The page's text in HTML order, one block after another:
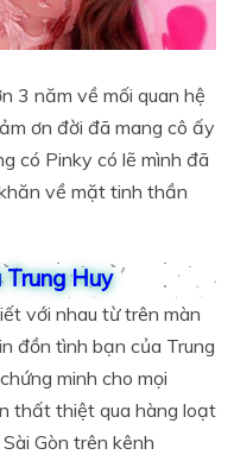
3 năm về mối quan hệ
ơn đời đã mang cô ấy
có Pinky có lẽ mình đã
về mặt tinh thần
Trung Huy
với nhau từ trên màn
đồn tình bạn của Trung
minh cho mọi
thất thiệt qua hàng loạt
Gòn trên kênh